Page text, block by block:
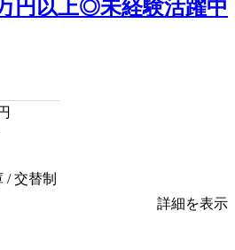
円以上◎未経験活躍中
/ 交替制
詳細を表示